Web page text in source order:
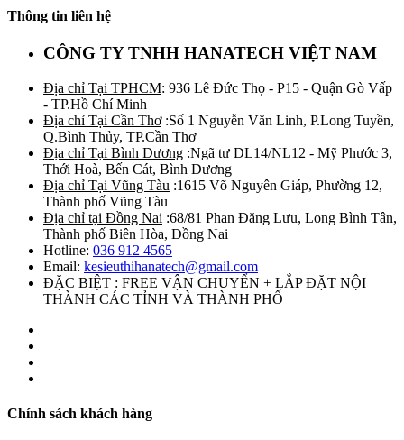
Thông tin liên hệ
CÔNG TY TNHH HANATECH VIỆT NAM
Địa chỉ Tại TPHCM: 936 Lê Đức Thọ - P15 - Quận Gò Vấp
- TP.Hồ Chí Minh
Địa chỉ Tại Cần Thơ:Số 1 Nguyễn Văn Linh, P.Long Tuyền,
Q.Bình Thủy, TP.Cần Thơ
Địa chỉ Tại Bình Dương :Ngã tư DL14/NL12 - Mỹ Phước 3,
Thới Hoà, Bến Cát, Bình Dương
Địa chỉ Tại Vũng Tàu :1615 Võ Nguyên Giáp, Phường 12,
Thành phố Vũng Tàu
Địa chỉ tại Đồng Nai :68/81 Phan Đăng Lưu, Long Bình Tân,
Thành phố Biên Hòa, Đồng Nai
Hotline: 036 912 4565
Email: kesieuthihanatech@gmail.com
ĐẶC BIỆT : FREE VẬN CHUYỂN + LẮP ĐẶT NỘI
THÀNH CÁC TỈNH VÀ THÀNH PHỐ
Chính sách khách hàng